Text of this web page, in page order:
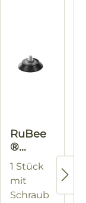
RuBee
®
Gummi
puffer
60 mm
1 Stück
mit
Schraub